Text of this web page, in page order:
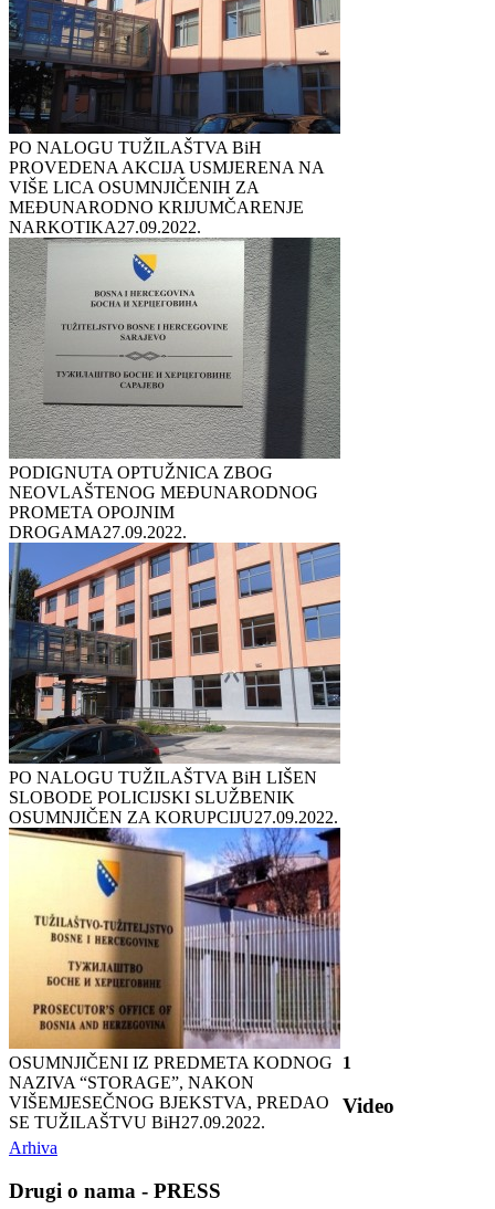
PO NALOGU TUŽILAŠTVA BiH
PROVEDENA AKCIJA USMJERENA NA
VIŠE LICA OSUMNJIČENIH ZA
MEĐUNARODNO KRIJUMČARENJE
NARKOTIKA27.09.2022.
PODIGNUTA OPTUŽNICA ZBOG
NEOVLAŠTENOG MEĐUNARODNOG
PROMETA OPOJNIM
DROGAMA27.09.2022.
PO NALOGU TUŽILAŠTVA BiH LIŠEN
SLOBODE POLICIJSKI SLUŽBENIK
OSUMNJIČEN ZA KORUPCIJU27.09.2022.
OSUMNJIČENI IZ PREDMETA KODNOG
NAZIVA “STORAGE”, NAKON
VIŠEMJESEČNOG BJEKSTVA, PREDAO
SE TUŽILAŠTVU BiH27.09.2022.
1
Video
Arhiva
Drugi o nama - PRESS